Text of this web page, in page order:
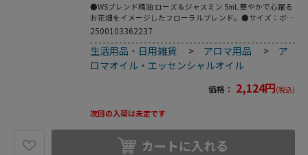
●WSブレンド精油 ローズ＆ジャスミン 5mL 華やかで心躍る
お花畑をイメージしたフローラルブレンド。●サイズ：ボト
ル／Φ22×H55mm、箱／W30×D30×H75mm●材質：ボト
事業者様向け商品です。●こちらの商品は取寄せ商品となり
納期が長期間かかる可能性がございます。また、ご発注後の
キャンセルは対応いたしかねますので予めご了承ください。
2500103362237
生活用品・日用雑貨 > アロマ用品 > ア
ロマオイル・エッセンシャルオイル
価格： 2,124円(税込)
次回の入荷は未定です
カートに入れる